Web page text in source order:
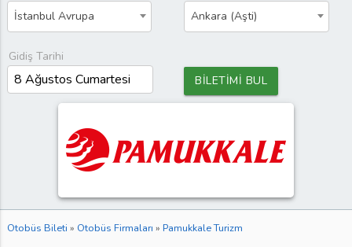
İstanbul Avrupa
Ankara (Aşti)
Gidiş Tarihi
BİLETİMİ BUL
Otobüs Bileti » Otobüs Firmaları » Pamukkale Turizm